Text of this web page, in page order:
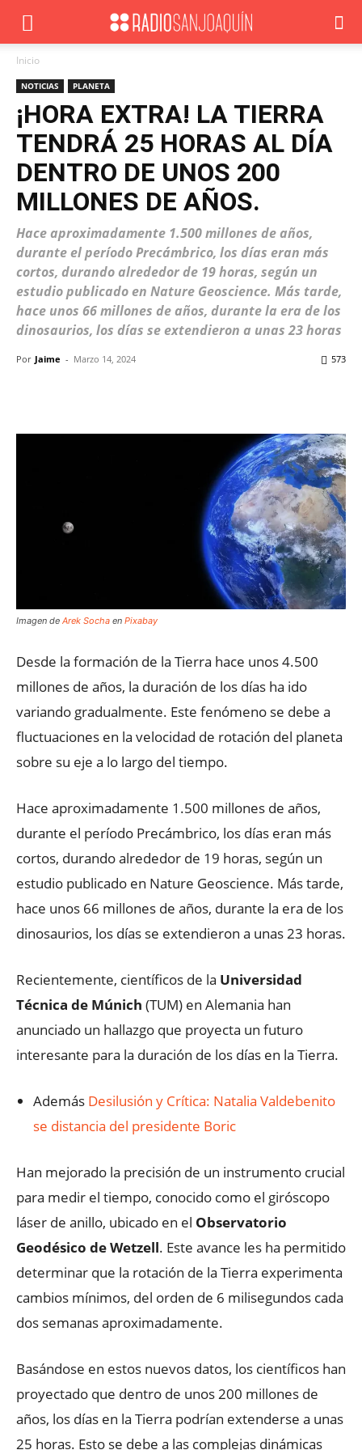
Inicio
NOTICIAS PLANETA
¡HORA EXTRA! LA TIERRA
TENDRÁ 25 HORAS AL DÍA
DENTRO DE UNOS 200
MILLONES DE AÑOS.
Hace aproximadamente 1.500 millones de años,
durante el período Precámbrico, los días eran más
cortos, durando alrededor de 19 horas, según un
estudio publicado en Nature Geoscience. Más tarde,
hace unos 66 millones de años, durante la era de los
dinosaurios, los días se extendieron a unas 23 horas
Por Jaime - Marzo 14, 2024 573
Imagen de Arek Socha en Pixabay
Desde la formación de la Tierra hace unos 4.500
millones de años, la duración de los días ha ido
variando gradualmente. Este fenómeno se debe a
fluctuaciones en la velocidad de rotación del planeta
sobre su eje a lo largo del tiempo.
Hace aproximadamente 1.500 millones de años,
durante el período Precámbrico, los días eran más
cortos, durando alrededor de 19 horas, según un
estudio publicado en Nature Geoscience. Más tarde,
hace unos 66 millones de años, durante la era de los
dinosaurios, los días se extendieron a unas 23 horas.
Recientemente, científicos de la Universidad
Técnica de Múnich (TUM) en Alemania han
anunciado un hallazgo que proyecta un futuro
interesante para la duración de los días en la Tierra.
Además Desilusión y Crítica: Natalia Valdebenito
se distancia del presidente Boric
Han mejorado la precisión de un instrumento crucial
para medir el tiempo, conocido como el giróscopo
láser de anillo, ubicado en el Observatorio
Geodésico de Wetzell. Este avance les ha permitido
determinar que la rotación de la Tierra experimenta
cambios mínimos, del orden de 6 milisegundos cada
dos semanas aproximadamente.
Basándose en estos nuevos datos, los científicos han
proyectado que dentro de unos 200 millones de
años, los días en la Tierra podrían extenderse a unas
25 horas. Esto se debe a las complejas dinámicas